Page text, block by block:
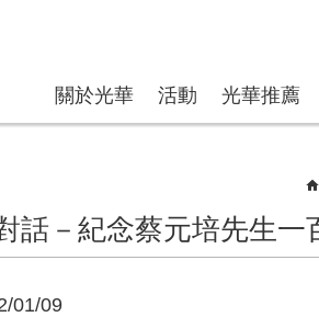
關於光華 活動 光華推薦
話－紀念蔡元培先生一
01/09